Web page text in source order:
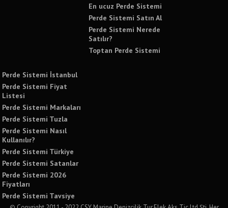
En ucuz Perde Sistemi
Perde Sistemi Satın Al
Perde Sistemi Nerede
Satılır?
Toptan Perde Sistemi
Perde Sistemi İstanbul
Perde Sistemi Fiyat
Listesi
Perde Sistemi Markaları
Perde Sistemi Tuzla
Perde Sistemi Nasıl
Kullanılır?
Perde Sistemi Türkiye
Perde Sistemi Satanlar
Perde Sistemi 2026
Fiyatları
Perde Sistemi Tavsiye